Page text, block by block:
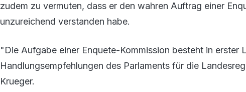
zudem zu vermuten, dass er den wahren Auftrag einer
unzureichend verstanden habe.
"Die Aufgabe einer Enquete-Kommission besteht in erster
Handlungsempfehlungen des Parlaments für die
Krueger.